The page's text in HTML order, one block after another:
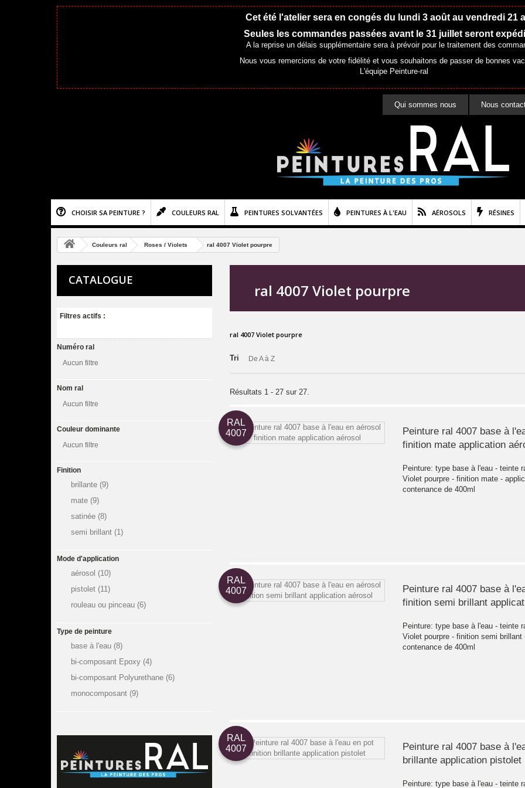
Cet été l'atelier sera en congés du lundi 3 août au vendredi 21
Seules les commandes passées avant le 31 juillet seront
A la reprise un délais supplémentaire sera à prévoir pour le traitement des
Nous vous remercions de votre fidélité et vous souhaitons de passer de bonnes
L'équipe Peinture-ral
Nous
Qui sommes nous
CHOISIR SA PEINTURE ? COULEURS RAL PEINTURES SOLVANTÉES PEINTURES À L'EAU AÉROSOLS RÉSINES
Couleurs ral Roses / Violets ral 4007 Violet pourpre
CATALOGUE
Filtres actifs :
Numéro ral
Aucun filtre
Nom ral
Aucun filtre
Couleur dominante
Aucun filtre
Finition
brillante (9)
mate (9)
satinée (8)
semi brillant (1)
Mode d'application
aérosol (10)
pistolet (11)
rouleau ou pinceau (6)
Type de peinture
base à l'eau (8)
bi-composant Epoxy (4)
bi-composant Polyurethane (6)
monocomposant (9)
ral 4007 Violet pourpre
ral 4007 Violet pourpre
Tri De A à Z
Résultats 1 - 27 sur 27.
RAL
4007
Peinture ral 4007 base à
finition mate application
Peinture: type base à l'eau - teinte
Violet pourpre - finition mate -
contenance de 400ml
RAL
4007
Peinture ral 4007 base à
finition semi brillant
Peinture: type base à l'eau - teinte
Violet pourpre - finition semi brillant
contenance de 400ml
RAL
4007
Peinture ral 4007 base à
brillante application pistolet
Peinture: type base à l'eau - teinte